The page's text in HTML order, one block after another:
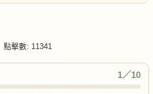
點擊數: 11341
1／10